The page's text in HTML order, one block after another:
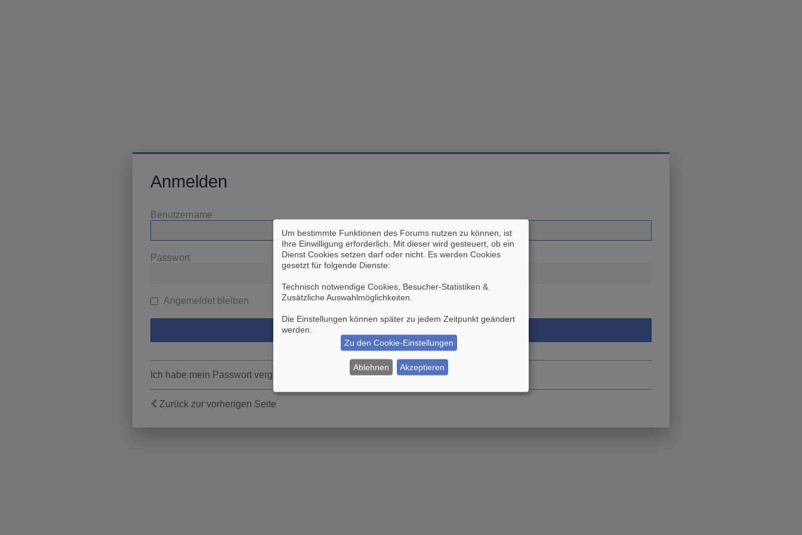
Anmelden
Benutzername
Passwort
Angemeldet bleiben
Ich habe mein Passwort vergessen
Zurück zur vorherigen Seite
Um bestimmte Funktionen des Forums nutzen zu können, ist
Ihre Einwilligung erforderlich. Mit dieser wird gesteuert, ob ein
Dienst Cookies setzen darf oder nicht. Es werden Cookies
gesetzt für folgende Dienste:
Technisch notwendige Cookies, Besucher-Statistiken &
Zusätzliche Auswahlmöglichkeiten
Die Einstellungen können später zu jedem Zeitpunkt geändert
werden.
Zu den Cookie-Einstellungen
Ablehnen Akzeptieren